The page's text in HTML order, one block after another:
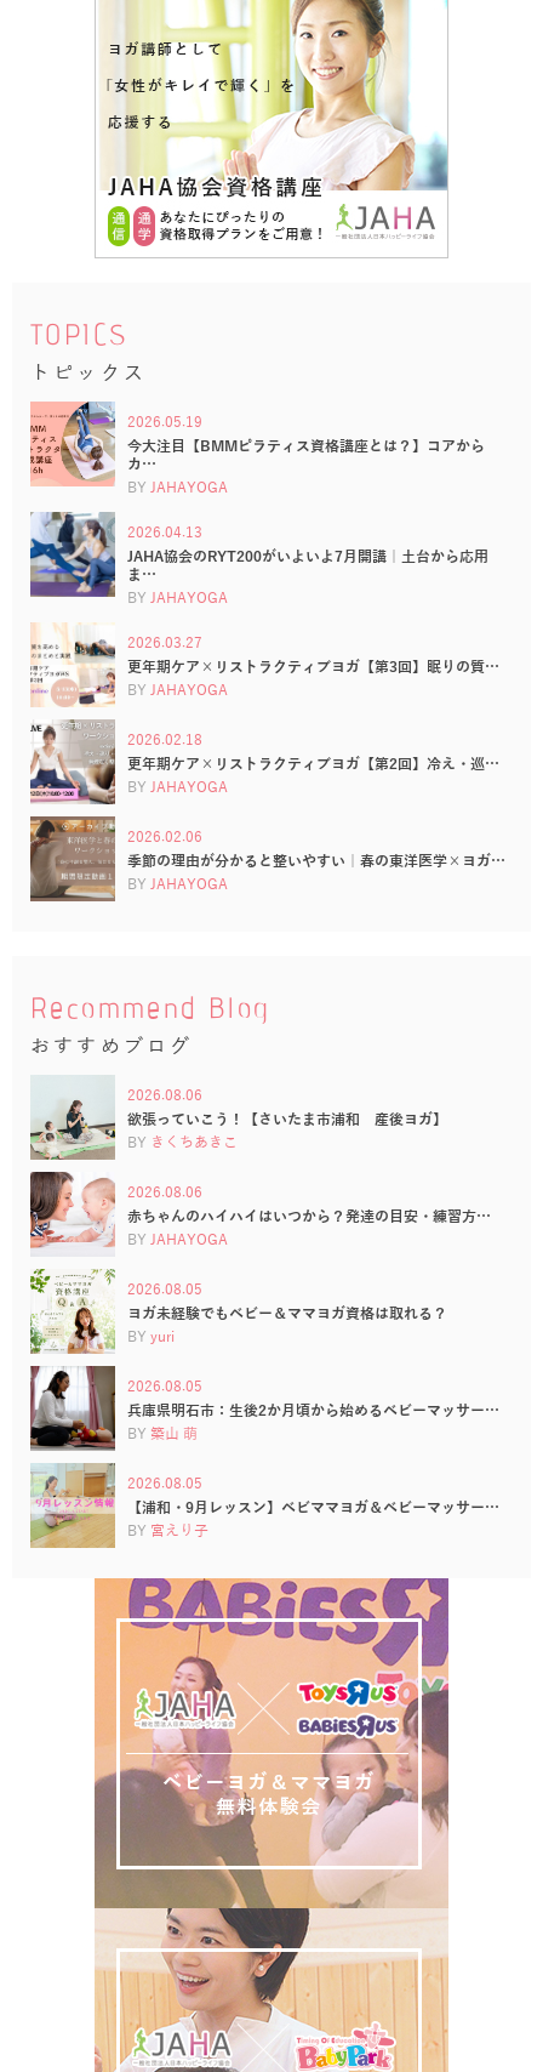
TOPICS
トピックス
2026.05.19
今大注目【BMMピラティス資格講座とは？】コアから
カ…
BY JAHAYOGA
2026.04.13
JAHA協会のRYT200がいよいよ7月開講｜土台から応用
ま…
BY JAHAYOGA
2026.03.27
更年期ケア×リストラクティブヨガ【第3回】眠りの質…
BY JAHAYOGA
2026.02.18
更年期ケア×リストラクティブヨガ【第2回】冷え・巡…
BY JAHAYOGA
2026.02.06
季節の理由が分かると整いやすい｜春の東洋医学×ヨガ…
BY JAHAYOGA
Recommend Blog
おすすめブログ
2026.08.06
欲張っていこう！【さいたま市浦和 産後ヨガ】
BY きくちあきこ
2026.08.06
赤ちゃんのハイハイはいつから？発達の目安・練習方…
BY JAHAYOGA
2026.08.05
ヨガ未経験でもベビー＆ママヨガ資格は取れる？
BY yuri
2026.08.05
兵庫県明石市：生後2か月頃から始めるベビーマッサー…
BY 築山 萌
2026.08.05
【浦和・9月レッスン】ベビママヨガ＆ベビーマッサー…
BY 宮えり子